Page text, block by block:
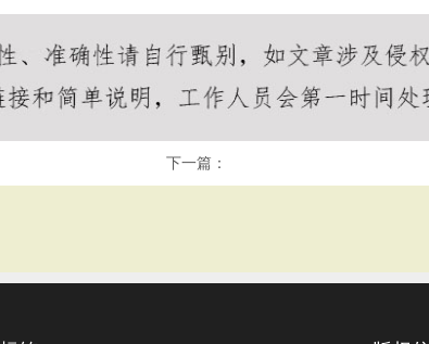
下一篇：